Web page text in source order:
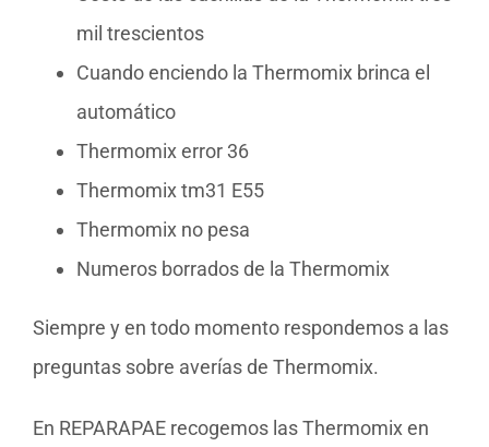
mil trescientos
Cuando enciendo la Thermomix brinca el
automático
Thermomix error 36
Thermomix tm31 E55
Thermomix no pesa
Numeros borrados de la Thermomix
Siempre y en todo momento respondemos a las
preguntas sobre averías de Thermomix.
En REPARAPAE recogemos las Thermomix en